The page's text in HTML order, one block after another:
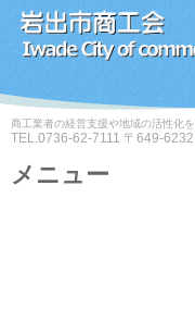
商工業者の経営支援や地域の活性化
TEL.0736-62-7111 〒649-
メニュー